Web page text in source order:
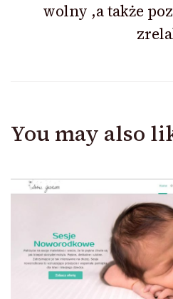
wolny ,a także
You may also